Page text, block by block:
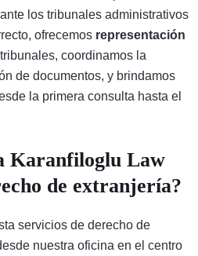
ante los tribunales administrativos
ofrecemos representación
coordinamos la
de documentos, y brindamos
la primera consulta hasta el
Karanfiloglu Law
de extranjería?
servicios de derecho de
nuestra oficina en el centro